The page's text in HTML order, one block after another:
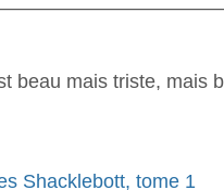
beau mais triste, mais
Shacklebott, tome 1